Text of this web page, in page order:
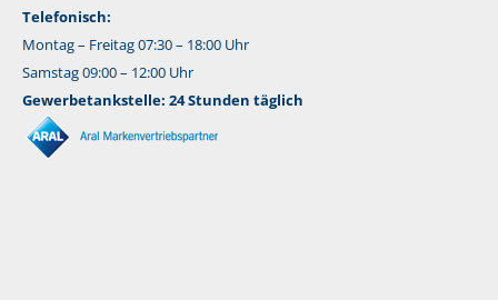
Telefonisch:
Montag – Freitag 07:30 – 18:00 Uhr
Samstag 09:00 – 12:00 Uhr
Gewerbetankstelle: 24 Stunden täglich